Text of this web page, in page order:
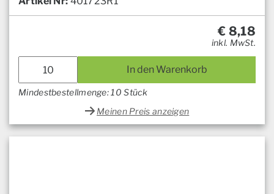
€ 8,18
inkl. MwSt.
In den Warenkorb
Mindestbestellmenge: 10 Stück
Meinen Preis anzeigen